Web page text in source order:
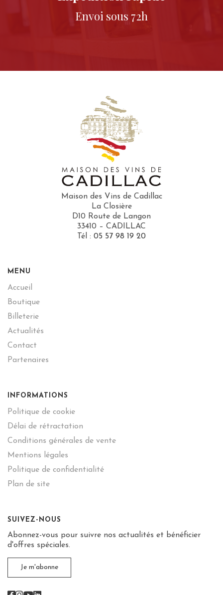
Envoi sous 72h
Maison des Vins de Cadillac
La Closière
D10 Route de Langon
33410 – CADILLAC
Tél : 05 57 98 19 20
MENU
Accueil
Boutique
Billeterie
Actualités
Contact
Partenaires
INFORMATIONS
Politique de cookie
Délai de rétractation
Conditions générales de vente
Mentions légales
Politique de confidentialité
Plan de site
SUIVEZ-NOUS
Abonnez-vous pour suivre nos actualités et bénéficier
d'offres spéciales.
Je m'abonne